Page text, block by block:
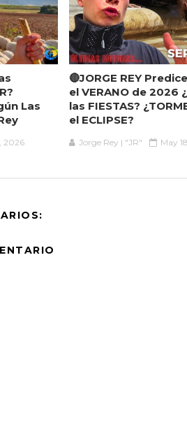
Las
2026
🔴JORGE REY
el VERANO de 2026
las FIESTAS?
el ECLIPSE?
Jorge Rey | "JR" May